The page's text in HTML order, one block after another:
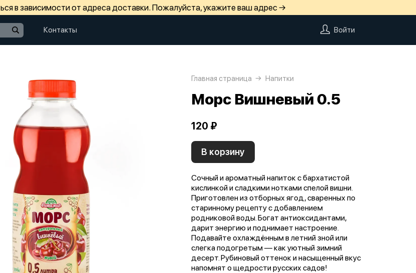
в зависимости от адреса доставки. Пожалуйста, укажите ваш адрес →
Контакты Войти
Главная страница Напитки
Морс Вишневый 0.5
120 ₽
В корзину
Сочный и ароматный напиток с бархатистой
кислинкой и сладкими нотками спелой вишни.
Приготовлен из отборных ягод, сваренных по
старинному рецепту с добавлением
родниковой воды. Богат антиоксидантами,
дарит энергию и поднимает настроение.
Подавайте охлаждённым в летний зной или
слегка подогретым — как уютный зимний
десерт. Рубиновый оттенок и насыщенный вкус
напомнят о щедрости русских садов!